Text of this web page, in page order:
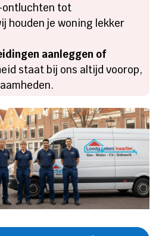
ontluchten tot
houden je woning lekker
aanleggen of
staat bij ons altijd voorop,